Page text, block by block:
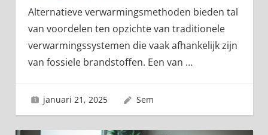
Alternatieve verwarmingsmethoden bieden tal
van voordelen ten opzichte van traditionele
verwarmingssystemen die vaak afhankelijk zijn
van fossiele brandstoffen. Een van …
januari 21, 2025 Sem